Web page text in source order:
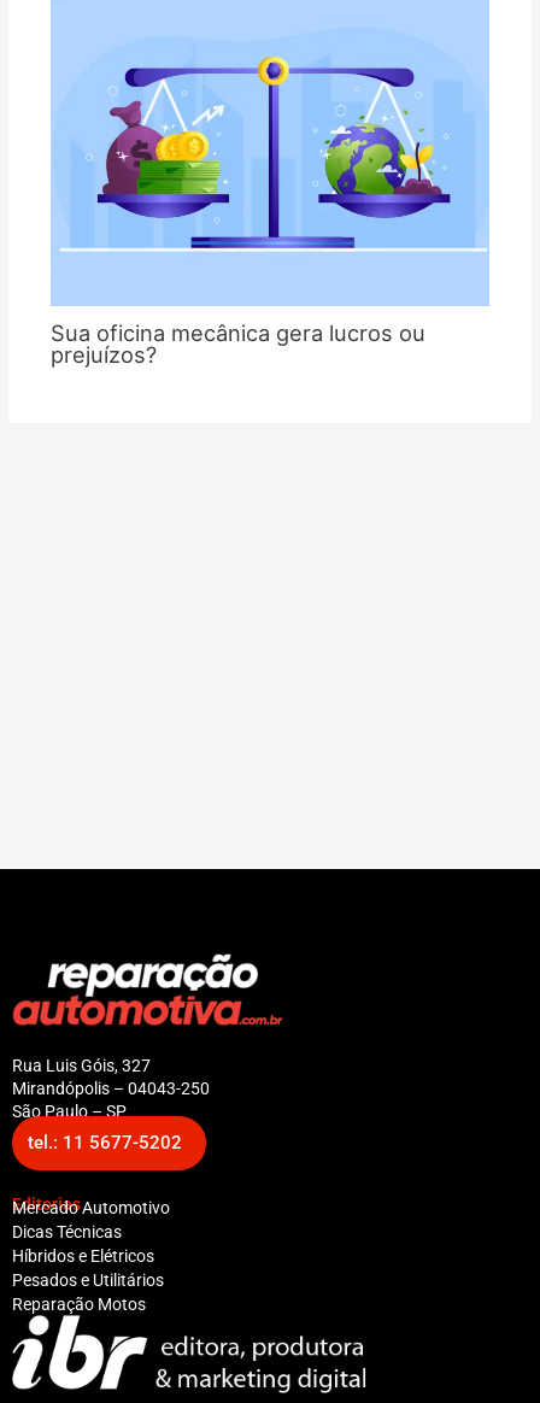
Sua oficina mecânica gera lucros ou
prejuízos?
Rua Luis Góis, 327
Mirandópolis – 04043-250
São Paulo – SP
tel.: 11 5677-5202
Editorias
Mercado Automotivo
Dicas Técnicas
Híbridos e Elétricos
Pesados e Utilitários
Reparação Motos